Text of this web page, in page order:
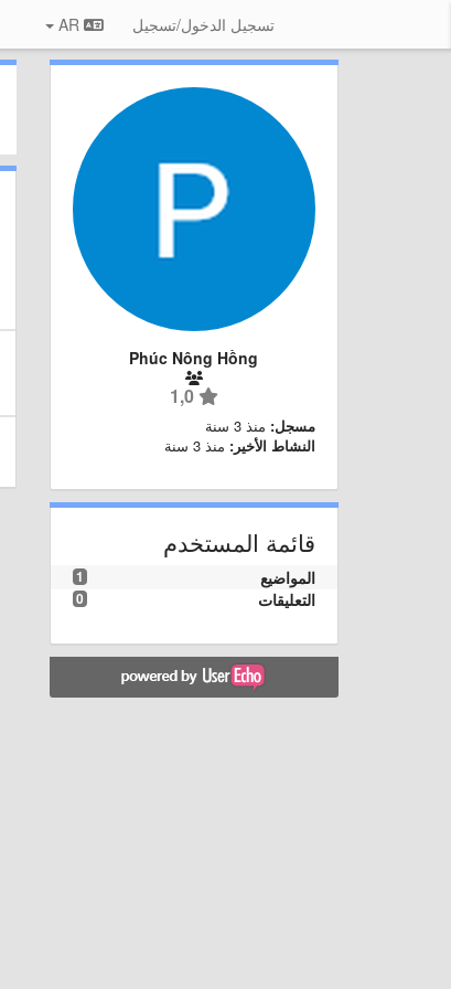
تسجيل الدخول/تسجيل
Phúc Nông Hồng
1,0
مسجل: منذ 3 سنة
النشاط الأخير: منذ 3 سنة
قائمة المستخدم
1 المواضيع
0 التعليقات